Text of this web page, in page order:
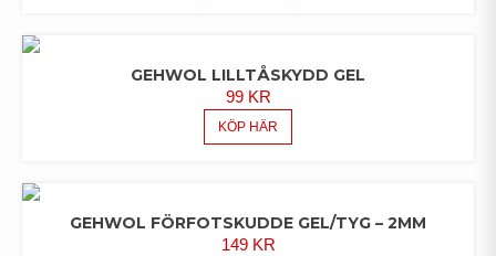
GEHWOL LILLTÅSKYDD GEL
99 KR
KÖP HÄR
GEHWOL FÖRFOTSKUDDE GEL/TYG – 2MM
149 KR